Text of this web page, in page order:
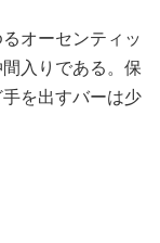
オーセンティッ
入りである。保
を出すバーは少